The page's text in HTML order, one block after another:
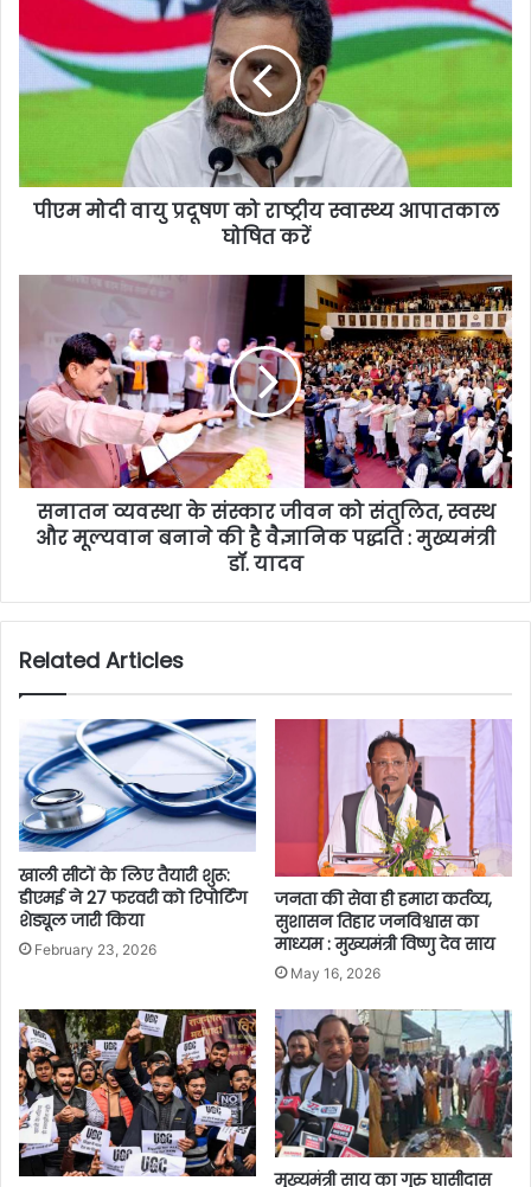
पीएम मोदी वायु प्रदूषण को राष्ट्रीय स्वास्थ्य आपातकाल
घोषित करें
सनातन व्यवस्था के संस्कार जीवन को संतुलित, स्वस्थ
और मूल्यवान बनाने की है वैज्ञानिक पद्धति : मुख्यमंत्री
डॉ. यादव
Related Articles
खाली सीटों के लिए तैयारी शुरू:
डीएमई ने 27 फरवरी को रिपोर्टिंग
शेड्यूल जारी किया
February 23, 2026
जनता की सेवा ही हमारा कर्तव्य,
सुशासन तिहार जनविश्वास का
माध्यम : मुख्यमंत्री विष्णु देव साय
May 16, 2026
मुख्यमंत्री साय का गुरु घासीदास